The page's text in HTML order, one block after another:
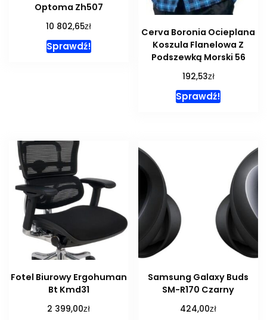
Optoma Zh507
10 802,65zł
Sprawdź!
Cerva Boronia Ocieplana
Koszula Flanelowa Z
Podszewką Morski 56
192,53zł
Sprawdź!
Fotel Biurowy Ergohuman
Bt Kmd31
2 399,00zł
Samsung Galaxy Buds
SM-R170 Czarny
424,00zł